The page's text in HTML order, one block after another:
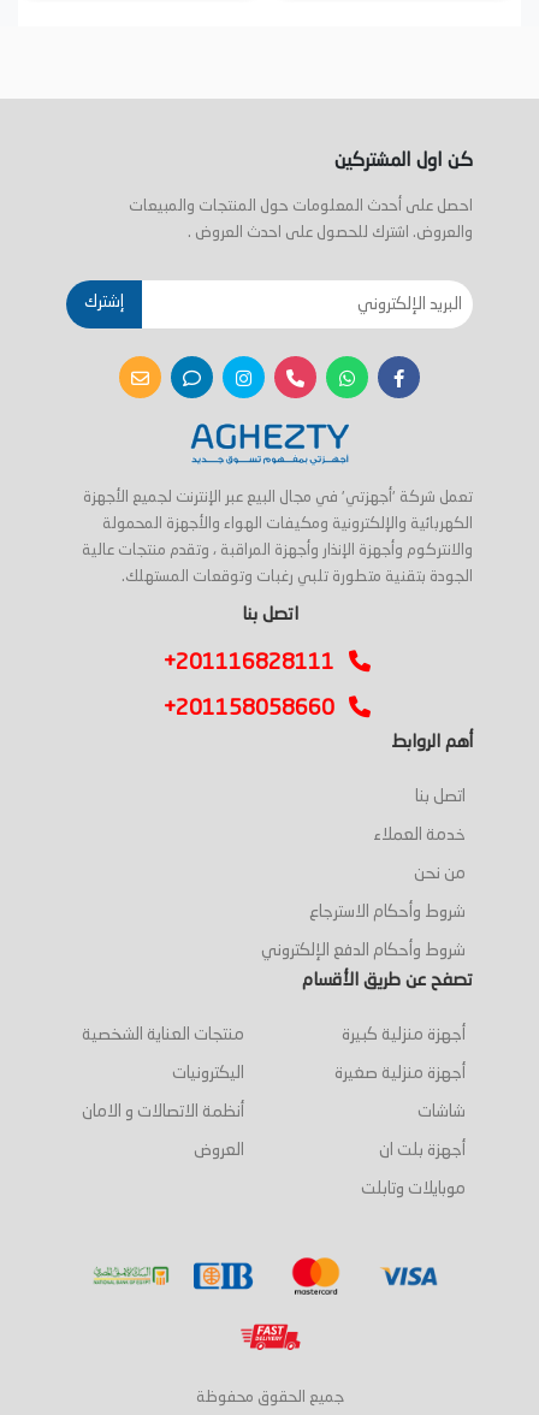
كن اول المشتركين
احصل على أحدث المعلومات حول المنتجات والمبيعات
والعروض. اشترك للحصول على احدث العروض .
إشترك
تعمل شركة 'أجهزتي' في مجال البيع عبر الإنترنت لجميع الأجهزة
الكهربائية والإلكترونية ومكيفات الهواء والأجهزة المحمولة
والانتركوم وأجهزة الإنذار وأجهزة المراقبة ، وتقدم منتجات عالية
الجودة بتقنية متطورة تلبي رغبات وتوقعات المستهلك.
اتصل بنا
+201116828111
+201158058660
أهم الروابط
اتصل بنا
خدمة العملاء
من نحن
شروط وأحكام الاسترجاع
شروط وأحكام الدفع الإلكتروني
تصفح عن طريق الأقسام
أجهزة منزلية كبيرة
أجهزة منزلية صغيرة
شاشات
أجهزة بلت ان
موبايلات وتابلت
منتجات العناية الشخصية
اليكترونيات
أنظمة الاتصالات و الامان
العروض
جميع الحقوق محفوظة